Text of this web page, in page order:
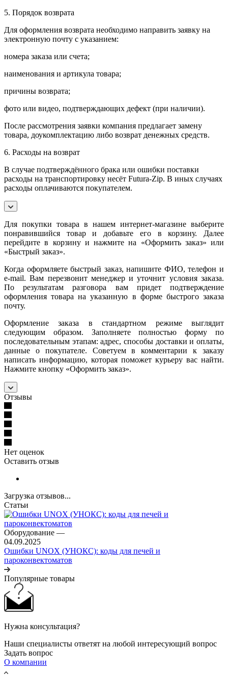
5. Порядок возврата
Для оформления возврата необходимо направить заявку на
электронную почту с указанием:
номера заказа или счета;
наименования и артикула товара;
причины возврата;
фото или видео, подтверждающих дефект (при наличии).
После рассмотрения заявки компания предлагает замену
товара, доукомплектацию либо возврат денежных средств.
6. Расходы на возврат
В случае подтверждённого брака или ошибки поставки
расходы на транспортировку несёт Futura-Zip. В иных случаях
расходы оплачиваются покупателем.
Для покупки товара в нашем интернет-магазине выберите
понравившийся товар и добавьте его в корзину. Далее
перейдите в корзину и нажмите на «Оформить заказ» или
«Быстрый заказ».
Когда оформляете быстрый заказ, напишите ФИО, телефон и
e-mail. Вам перезвонит менеджер и уточнит условия заказа.
По результатам разговора вам придет подтверждение
оформления товара на указанную в форме быстрого заказа
почту.
Оформление заказа в стандартном режиме выглядит
следующим образом. Заполняете полностью форму по
последовательным этапам: адрес, способы доставки и оплаты,
данные о покупателе. Советуем в комментарии к заказу
написать информацию, которая поможет курьеру вас найти.
Нажмите кнопку «Оформить заказ».
Отзывы
Нет оценок
Оставить отзыв
Загрузка отзывов...
Статьи
Оборудование —
04.09.2025
Ошибки UNOX (УНОКС): коды для печей и
пароконвектоматов
Популярные товары
Нужна консультация?
Наши специалисты ответят на любой интересующий вопрос
Задать вопрос
О компании